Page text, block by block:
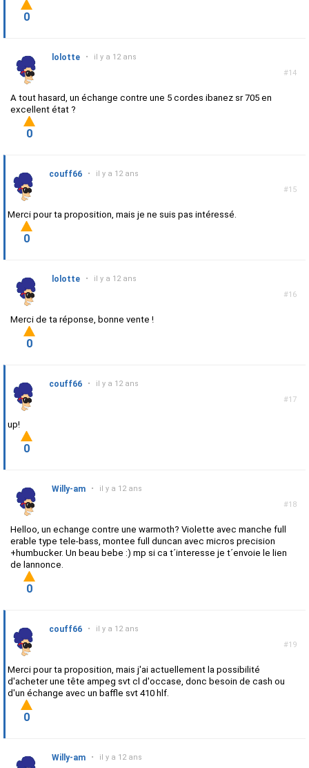
0
#14
lolotte • il y a 12 ans
A tout hasard, un échange contre une 5 cordes ibanez sr 705 en
excellent état ?
0
#15
couff66 • il y a 12 ans
Merci pour ta proposition, mais je ne suis pas intéressé.
0
#16
lolotte • il y a 12 ans
Merci de ta réponse, bonne vente !
0
#17
couff66 • il y a 12 ans
up!
0
#18
Willy-am • il y a 12 ans
Helloo, un echange contre une warmoth? Violette avec manche full
erable type tele-bass, montee full duncan avec micros precision
+humbucker. Un beau bebe :) mp si ca t´interesse je t´envoie le lien
de lannonce.
0
#19
couff66 • il y a 12 ans
Merci pour ta proposition, mais j'ai actuellement la possibilité
d'acheter une tête ampeg svt cl d'occase, donc besoin de cash ou
d'un échange avec un baffle svt 410 hlf.
0
Willy-am • il y a 12 ans